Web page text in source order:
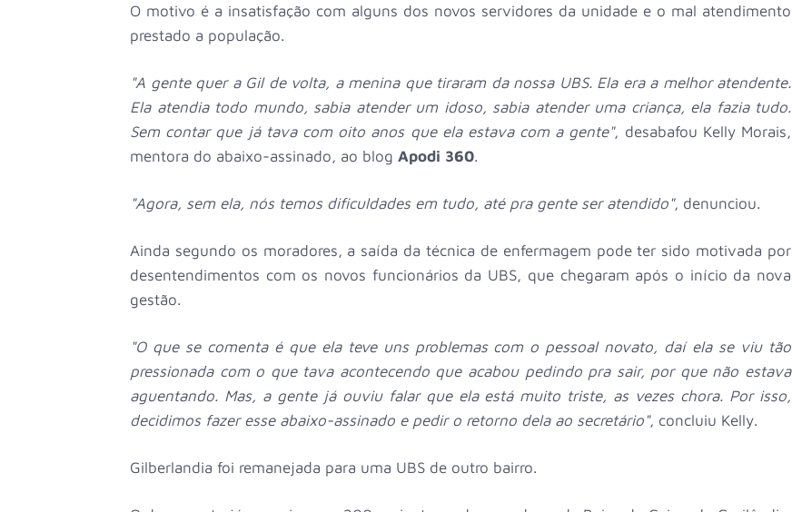
O motivo é a insatisfação com alguns dos novos servidores da unidade e o mal atendimento
prestado a população.
"A gente quer a Gil de volta, a menina que tiraram da nossa UBS. Ela era a melhor atendente.
Ela atendia todo mundo, sabia atender um idoso, sabia atender uma criança, ela fazia tudo.
Sem contar que já tava com oito anos que ela estava com a gente", desabafou Kelly Morais,
mentora do abaixo-assinado, ao blog Apodi 360.
"Agora, sem ela, nós temos dificuldades em tudo, até pra gente ser atendido", denunciou.
Ainda segundo os moradores, a saída da técnica de enfermagem pode ter sido motivada por
desentendimentos com os novos funcionários da UBS, que chegaram após o início da nova
gestão.
"O que se comenta é que ela teve uns problemas com o pessoal novato, daí ela se viu tão
pressionada com o que tava acontecendo que acabou pedindo pra sair, por que não estava
aguentando. Mas, a gente já ouviu falar que ela está muito triste, as vezes chora. Por isso,
decidimos fazer esse abaixo-assinado e pedir o retorno dela ao secretário", concluiu Kelly.
Gilberlandia foi remanejada para uma UBS de outro bairro.